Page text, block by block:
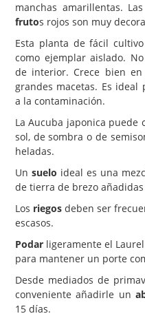
manchas amarillentas. Las
frutos rojos son muy
Esta planta de fácil
como ejemplar aislado.
de interior. Crece bien
grandes macetas. Es
a la contaminación.
La Aucuba japonica puede
sol, de sombra o de
heladas.
Un suelo ideal es una
de tierra de brezo
Los riegos deben ser
escasos.
Podar ligeramente el
para mantener un porte
Desde mediados de
conveniente añadirle un
15 días.